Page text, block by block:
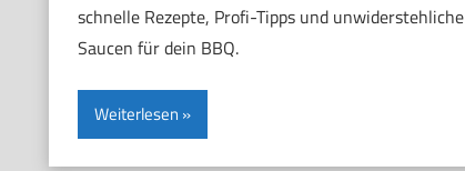
schnelle Rezepte, Profi-Tipps und unwiderstehliche
Saucen für dein BBQ.
Weiterlesen